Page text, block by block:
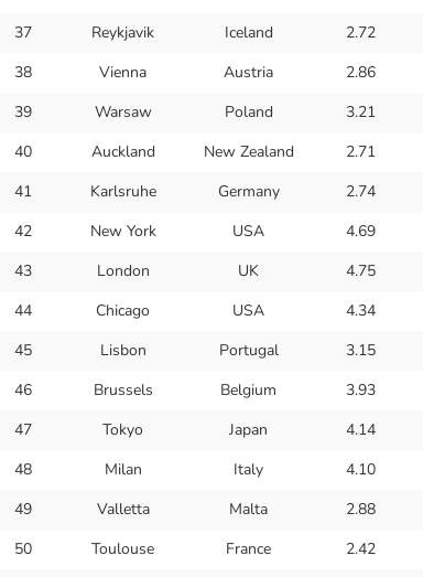
37
Reykjavik Iceland 2.72
38
Vienna Austria 2.86
39
Warsaw Poland 3.21
40
Auckland New Zealand 2.71
41
Karlsruhe Germany 2.74
42
New York USA 4.69
43
London UK 4.75
44
Chicago USA 4.34
45
Lisbon Portugal 3.15
46
Brussels Belgium 3.93
47
Tokyo Japan 4.14
48
Milan Italy 4.10
49
Valletta Malta 2.88
50
Toulouse France 2.42